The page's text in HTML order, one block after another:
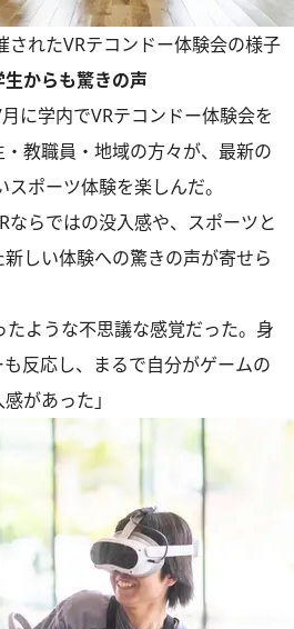
れたVRテコンドー体験会の様子
からも驚きの声
に学内でVRテコンドー体験会を
教職員・地域の方々が、最新の
ポーツ体験を楽しんだ。
ならではの没入感や、スポーツと
しい体験への驚きの声が寄せら
たような不思議な感覚だった。身
反応し、まるで自分がゲームの
があった」